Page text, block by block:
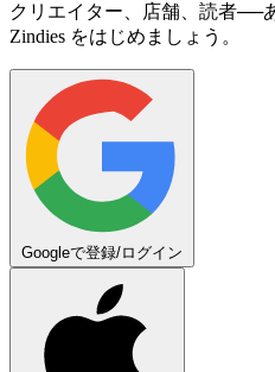
クリエイター、店舗、読者──
Zindies をはじめましょう。
Googleで登録/ログイン